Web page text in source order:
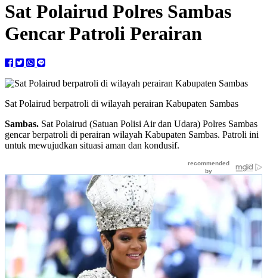
Sat Polairud Polres Sambas
Gencar Patroli Perairan
Sat Polairud berpatroli di wilayah perairan Kabupaten Sambas
Sambas. Sat Polairud (Satuan Polisi Air dan Udara) Polres Sambas
gencar berpatroli di perairan wilayah Kabupaten Sambas. Patroli ini
untuk mewujudkan situasi aman dan kondusif.